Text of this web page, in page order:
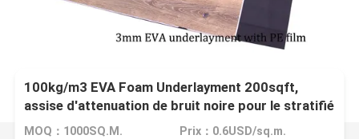
100kg/m3 EVA Foam Underlayment 200sqft,
assise d'attenuation de bruit noire pour le stratifié
MOQ：1000SQ.M. Prix：0.6USD/sq.m.